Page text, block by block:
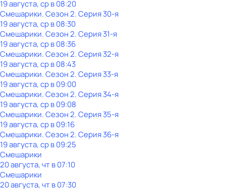
19 августа, ср в 08:20
Смешарики. Сезон 2. Серия 30-я
19 августа, ср в 08:30
Смешарики. Сезон 2. Серия 31-я
19 августа, ср в 08:36
Смешарики. Сезон 2. Серия 32-я
19 августа, ср в 08:43
Смешарики. Сезон 2. Серия 33-я
19 августа, ср в 09:00
Смешарики. Сезон 2. Серия 34-я
19 августа, ср в 09:08
Смешарики. Сезон 2. Серия 35-я
19 августа, ср в 09:16
Смешарики. Сезон 2. Серия 36-я
19 августа, ср в 09:25
Смешарики
20 августа, чт в 07:10
Смешарики
20 августа, чт в 07:30